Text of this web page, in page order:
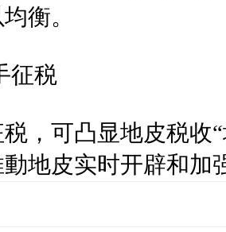
衡。
征税
，可凸显地皮税收
地皮实时开辟和加